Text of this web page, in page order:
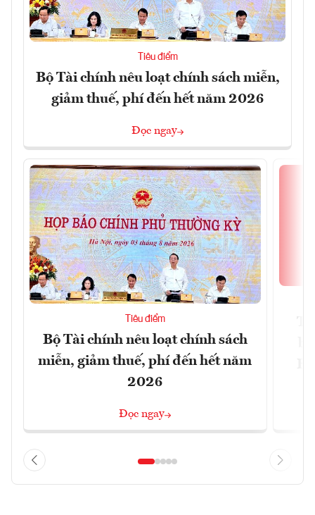
Tiêu điểm
Bộ Tài chính nêu loạt chính sách miễn,
giảm thuế, phí đến hết năm 2026
Đọc ngay
Tiêu điểm
Bộ Tài chính nêu loạt chính sách
miễn, giảm thuế, phí đến hết năm
2026
Đọc ngay